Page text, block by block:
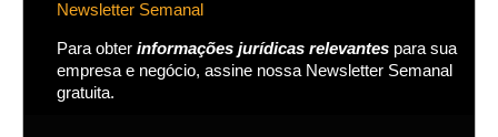
Newsletter Semanal
Para obter informações jurídicas relevantes para sua
empresa e negócio, assine nossa Newsletter Semanal
gratuita.